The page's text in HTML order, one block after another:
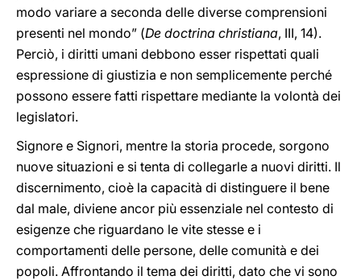
modo variare a seconda delle diverse comprensioni
presenti nel mondo” (De doctrina christiana, III, 14).
Perciò, i diritti umani debbono esser rispettati quali
espressione di giustizia e non semplicemente perché
possono essere fatti rispettare mediante la volontà dei
legislatori.
Signore e Signori, mentre la storia procede, sorgono
nuove situazioni e si tenta di collegarle a nuovi diritti. Il
discernimento, cioè la capacità di distinguere il bene
dal male, diviene ancor più essenziale nel contesto di
esigenze che riguardano le vite stesse e i
comportamenti delle persone, delle comunità e dei
popoli. Affrontando il tema dei diritti, dato che vi sono